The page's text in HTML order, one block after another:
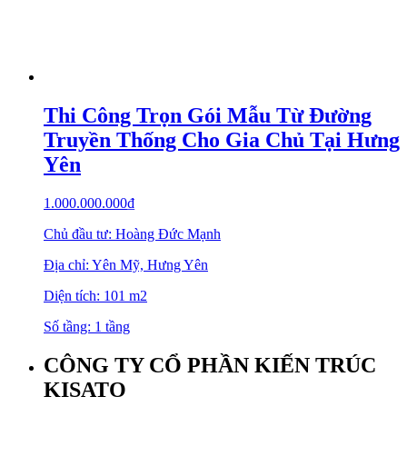
Thi Công Trọn Gói Mẫu Từ Đường
Truyền Thống Cho Gia Chủ Tại Hưng
Yên
1.000.000.000₫
Chủ đầu tư: Hoàng Đức Mạnh
Địa chỉ: Yên Mỹ, Hưng Yên
Diện tích: 101 m2
Số tầng: 1 tầng
CÔNG TY CỔ PHẦN KIẾN TRÚC
KISATO